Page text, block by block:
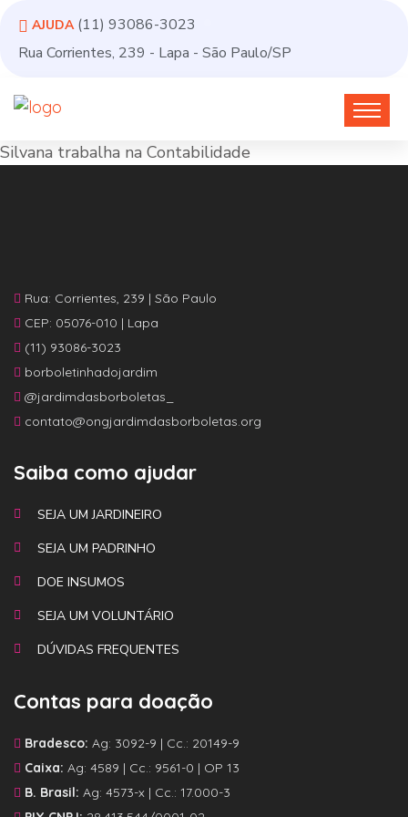
AJUDA (11) 93086-3023
Rua Corrientes, 239 - Lapa - São Paulo/SP
Silvana trabalha na Contabilidade
Rua: Corrientes, 239 | São Paulo
CEP: 05076-010 | Lapa
(11) 93086-3023
borboletinhadojardim
@jardimdasborboletas_
contato@ongjardimdasborboletas.org
Saiba como ajudar
SEJA UM JARDINEIRO
SEJA UM PADRINHO
DOE INSUMOS
SEJA UM VOLUNTÁRIO
DÚVIDAS FREQUENTES
Contas para doação
Bradesco: Ag: 3092-9 | Cc.: 20149-9
Caixa: Ag: 4589 | Cc.: 9561-0 | OP 13
B. Brasil: Ag: 4573-x | Cc.: 17.000-3